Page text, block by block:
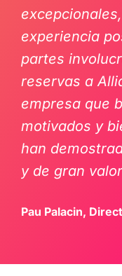
experiencia
partes
reservas a
empresa que
motivados y
han
y de gran
Pau Palacin,